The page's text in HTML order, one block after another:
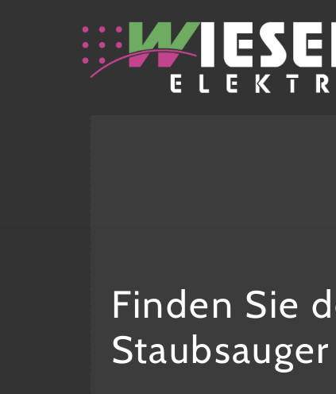
Finden Sie